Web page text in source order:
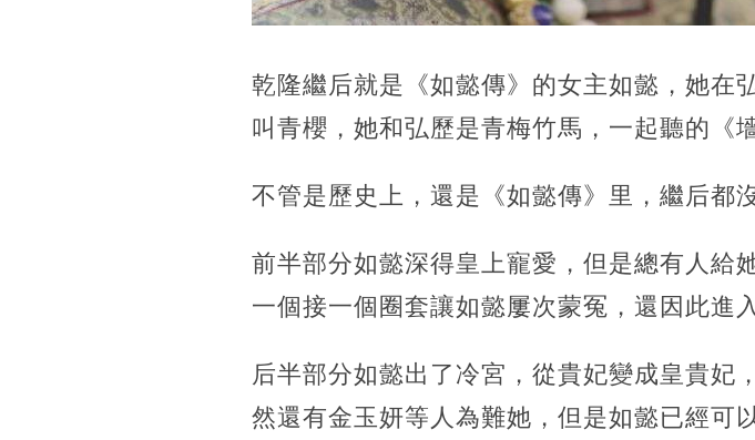
乾隆繼后就是《如懿傳》的女主如懿，她在
叫青櫻，她和弘歷是青梅竹馬，一起聽的《
不管是歷史上，還是《如懿傳》里，繼后都
前半部分如懿深得皇上寵愛，但是總有人給
一個接一個圈套讓如懿屢次蒙冤，還因此進
后半部分如懿出了冷宮，從貴妃變成皇貴妃
然還有金玉妍等人為難她，但是如懿已經可